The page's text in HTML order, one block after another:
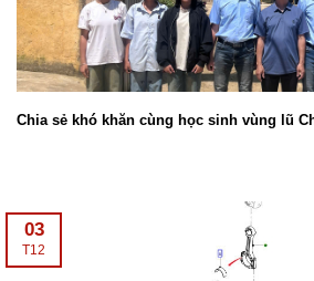
Chia sẻ khó khăn cùng học sinh vùng lũ
03
T12